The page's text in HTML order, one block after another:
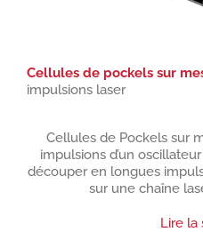
Cellules de pockels sur
impulsions laser
Cellules de Pockels sur
impulsions d’un
découper en longues
sur une chaîne
Lire la